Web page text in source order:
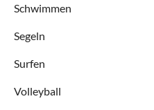
Schwimmen
Segeln
Surfen
Volleyball